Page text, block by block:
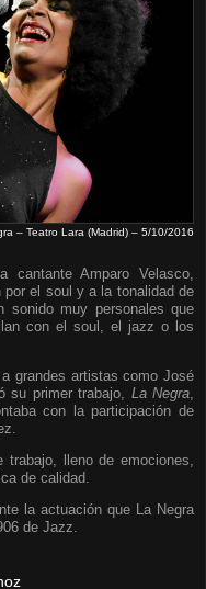
– Teatro Lara (Madrid) – 5/10/2016
Amparo Velasco,
el soul y a la tonalidad de
muy personales que
con el soul, el jazz o los
grandes artistas como José
su primer trabajo, La Negra
con la participación de
trabajo, lleno de emociones,
de calidad.
la actuación que La Negra
de Jazz.